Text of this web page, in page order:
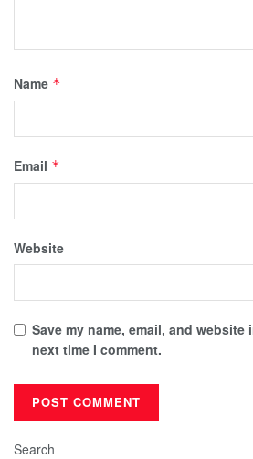
Name *
Email *
Website
Save my name, email, and
next time I comment.
Search